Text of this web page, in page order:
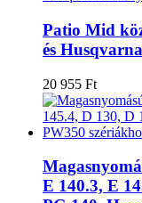
Patio Mid
és
20 955 Ft
E 140.3, E